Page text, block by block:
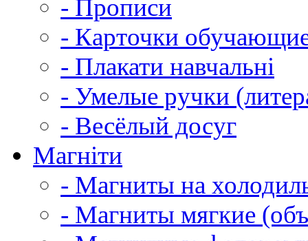
- Прописи
- Карточки
- Плакати навчальні
- Умелые ручки
- Весёлый досуг
Магніти
- Магниты на
- Магниты мягкие